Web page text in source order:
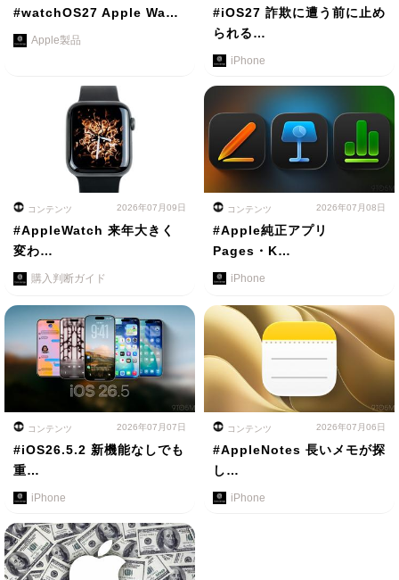
#watchOS27 Apple Wa…
Apple製品
#iOS27 詐欺に遭う前に止め
られる…
iPhone
コンテンツ 2026年07月09日
#AppleWatch 来年大きく
変わ…
購入判断ガイド
コンテンツ 2026年07月08日
#Apple純正アプリ
Pages・K…
iPhone
コンテンツ 2026年07月07日
#iOS26.5.2 新機能なしでも
重…
iPhone
コンテンツ 2026年07月06日
#AppleNotes 長いメモが探
し…
iPhone